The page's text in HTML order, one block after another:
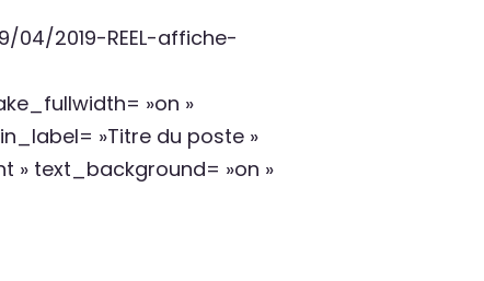
2019-REEL-affiche-
»on »
»Titre du poste »
» text_background= »on »